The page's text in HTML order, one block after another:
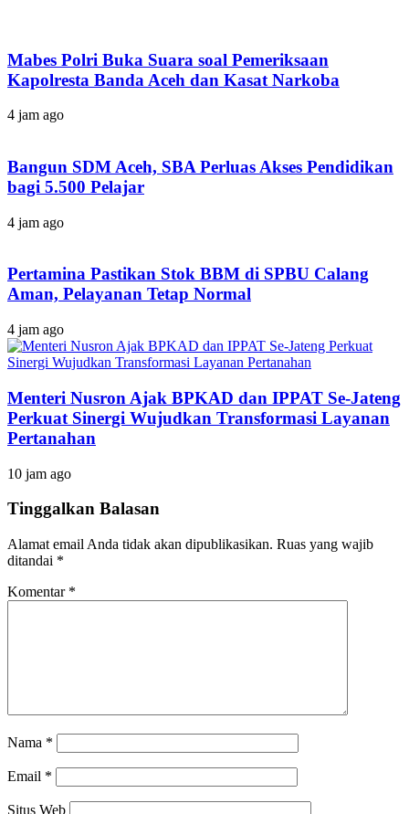
Mabes Polri Buka Suara soal Pemeriksaan
Kapolresta Banda Aceh dan Kasat Narkoba
4 jam ago
Bangun SDM Aceh, SBA Perluas Akses Pendidikan
bagi 5.500 Pelajar
4 jam ago
Pertamina Pastikan Stok BBM di SPBU Calang
Aman, Pelayanan Tetap Normal
4 jam ago
Menteri Nusron Ajak BPKAD dan IPPAT Se-Jateng
Perkuat Sinergi Wujudkan Transformasi Layanan
Pertanahan
10 jam ago
Tinggalkan Balasan
Alamat email Anda tidak akan dipublikasikan. Ruas yang wajib
ditandai *
Komentar *
Nama *
Email *
Situs Web